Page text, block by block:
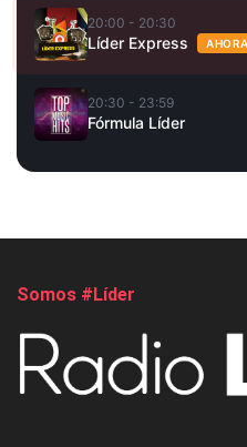
20:00 - 20:30
Líder Express AHORA
20:30 - 23:59
Fórmula Líder
Somos #Líder